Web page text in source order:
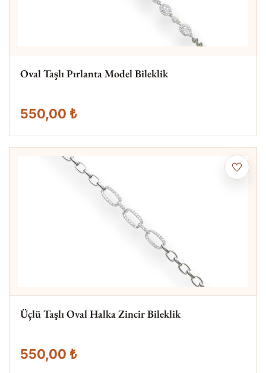
Oval Taşlı Pırlanta Model Bileklik
550,00 ₺
Üçlü Taşlı Oval Halka Zincir Bileklik
550,00 ₺